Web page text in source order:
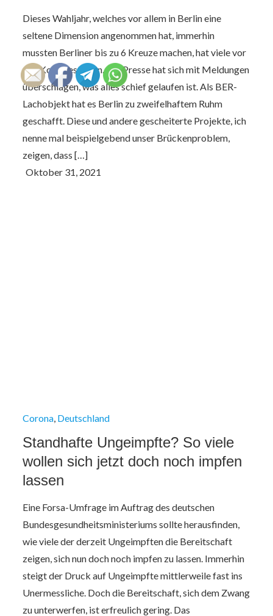
Dieses Wahljahr, welches vor allem in Berlin eine
seltene Dimension angenommen hat, immerhin
mussten Berliner bis zu 6 Kreuze machen, hat viele vor
den Kopf gestoßen. Die Presse hat sich mit Meldungen
überschlagen, was alles schief gelaufen ist. Als BER-
Lachobjekt hat es Berlin zu zweifelhaftem Ruhm
geschafft. Diese und andere gescheiterte Projekte, ich
nenne mal beispielgebend unser Brückenproblem,
zeigen, dass […]
Corona Deutschland
Standhafte Ungeimpfte? So viele
wollen sich jetzt doch noch impfen
lassen
Eine Forsa-Umfrage im Auftrag des deutschen
Bundesgesundheitsministeriums sollte herausfinden,
wie viele der derzeit Ungeimpften die Bereitschaft
zeigen, sich nun doch noch impfen zu lassen. Immerhin
steigt der Druck auf Ungeimpfte mittlerweile fast ins
Unermessliche. Doch die Bereitschaft, sich dem Zwang
zu unterwerfen, ist erfreulich gering. Das